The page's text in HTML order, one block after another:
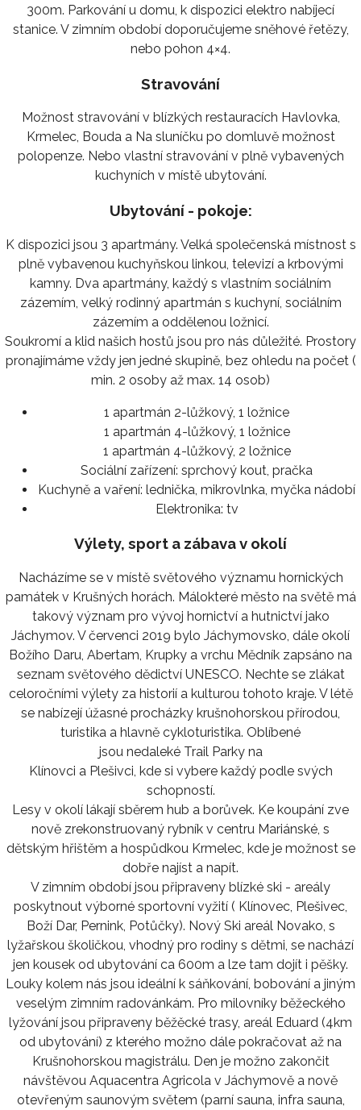
300m. Parkování u domu, k dispozici elektro nabíjecí
stanice. V zimním období doporučujeme sněhové řetězy,
nebo pohon 4×4.
Stravování
Možnost stravování v blízkých restauracích Havlovka,
Krmelec, Bouda a Na sluníčku po domluvě možnost
polopenze. Nebo vlastní stravování v plně vybavených
kuchyních v místě ubytování.
Ubytování - pokoje:
K dispozici jsou 3 apartmány. Velká společenská místnost s
plně vybavenou kuchyňskou linkou, televizí a krbovými
kamny. Dva apartmány, každý s vlastním sociálním
zázemím, velký rodinný apartmán s kuchyní, sociálním
zázemím a oddělenou ložnicí.
Soukromí a klid našich hostů jsou pro nás důležité. Prostory
pronajímáme vždy jen jedné skupině, bez ohledu na počet (
min. 2 osoby až max. 14 osob)
1 apartmán 2-lůžkový, 1 ložnice
1 apartmán 4-lůžkový, 1 ložnice
1 apartmán 4-lůžkový, 2 ložnice
Sociální zařízení: sprchový kout, pračka
Kuchyně a vaření: lednička, mikrovlnka, myčka nádobí
Elektronika: tv
Výlety, sport a zábava v okolí
Nacházíme se v místě světového významu hornických
památek v Krušných horách. Málokteré město na světě má
takový význam pro vývoj hornictví a hutnictví jako
Jáchymov. V červenci 2019 bylo Jáchymovsko, dále okolí
Božího Daru, Abertam, Krupky a vrchu Mědník zapsáno na
seznam světového dědictví UNESCO. Nechte se zlákat
celoročními výlety za historií a kulturou tohoto kraje. V létě
se nabízejí úžasné procházky krušnohorskou přírodou,
turistika a hlavně cykloturistika. Oblíbené
jsou nedaleké Trail Parky na
Klínovci a Plešivci, kde si vybere každý podle svých
schopností.
Lesy v okolí lákají sběrem hub a borůvek. Ke koupání zve
nově zrekonstruovaný rybník v centru Mariánské, s
dětským hřištěm a hospůdkou Krmelec, kde je možnost se
dobře najíst a napít.
V zimním období jsou připraveny blízké ski - areály
poskytnout výborné sportovní vyžití ( Klínovec, Plešivec,
Boží Dar, Pernink, Potůčky). Nový Ski areál Novako, s
lyžařskou školičkou, vhodný pro rodiny s dětmi, se nachází
jen kousek od ubytování ca 600m a lze tam dojít i pěšky.
Louky kolem nás jsou ideální k sáňkování, bobování a jiným
veselým zimním radovánkám. Pro milovníky běžeckého
lyžování jsou připraveny běžěcké trasy, areál Eduard (4km
od ubytování) z kterého možno dále pokračovat až na
Krušnohorskou magistrálu. Den je možno zakončit
návštěvou Aquacentra Agricola v Jáchymově a nově
otevřeným saunovým světem (parní sauna, infra sauna,